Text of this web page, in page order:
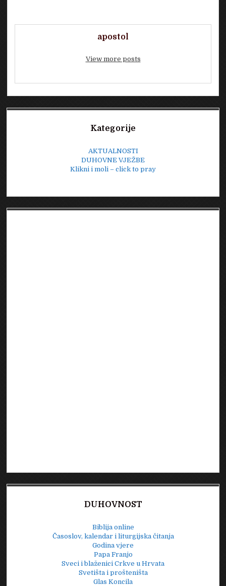
apostol
View more posts
Kategorije
AKTUALNOSTI
DUHOVNE VJEŽBE
Klikni i moli – click to pray
DUHOVNOST
Biblija online
Časoslov, kalendar i liturgijska čitanja
Godina vjere
Papa Franjo
Sveci i blaženici Crkve u Hrvata
Svetišta i prošteništa
Glas Koncila